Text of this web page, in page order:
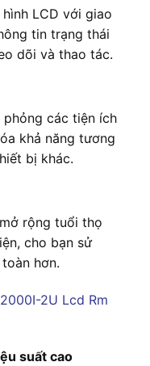
LCD với giao
tin trạng thái
dõi và thao tác.
phỏng các tiện ích
khả năng tương
bị khác.
rộng tuổi thọ
cho bạn sử
hơn.
suất cao